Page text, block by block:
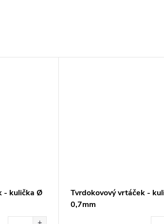
- kulička Ø
Tvrdokovový vrtáček -
0,7mm